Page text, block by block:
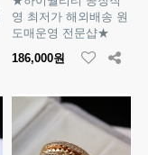
영 최저가 해외배송 원
도매운영 전문샵★
186,000원